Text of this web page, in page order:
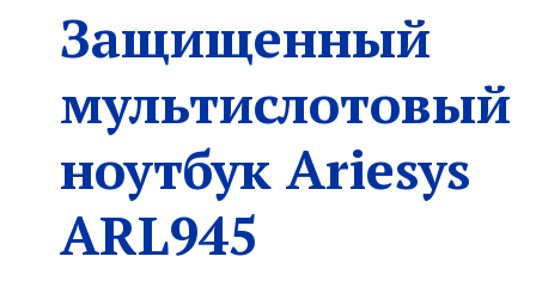
Защищенный
мультислотовый
ноутбук Ariesys
ARL945